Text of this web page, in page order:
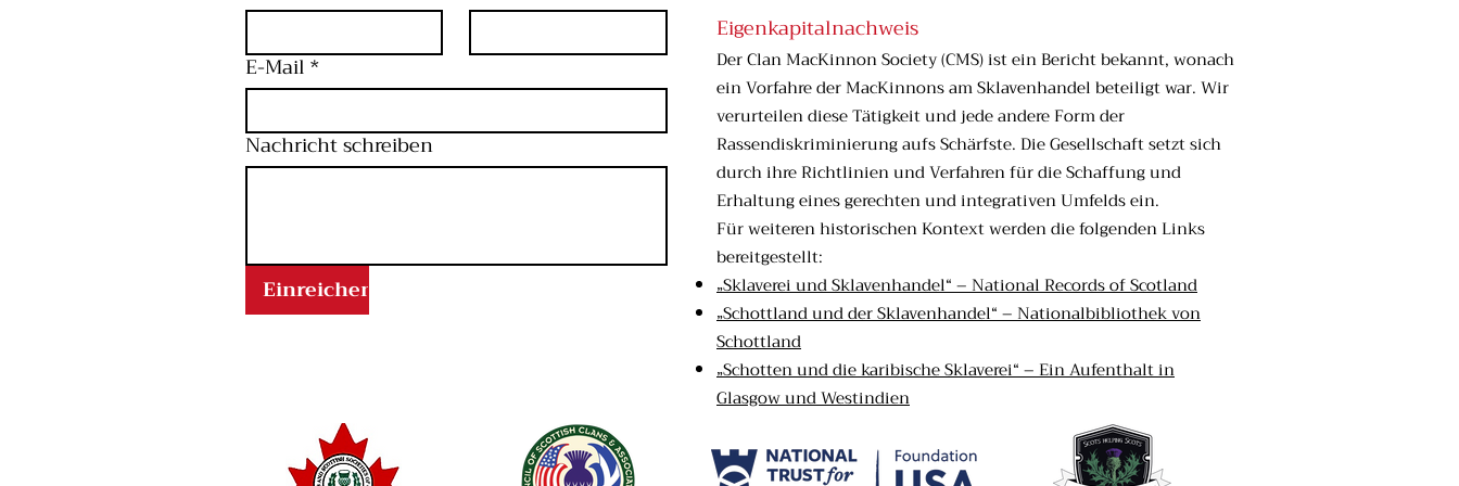
E-Mail*
Nachricht schreiben
Einreichen
Eigenkapitalnachweis
Der Clan MacKinnon Society (CMS) ist ein Bericht bekannt, wonach
ein Vorfahre der MacKinnons am Sklavenhandel beteiligt war. Wir
verurteilen diese Tätigkeit und jede andere Form der
Rassendiskriminierung aufs Schärfste. Die Gesellschaft setzt sich
durch ihre Richtlinien und Verfahren für die Schaffung und
Erhaltung eines gerechten und integrativen Umfelds ein.
Für weiteren historischen Kontext werden die folgenden Links
bereitgestellt:
„Sklaverei und Sklavenhandel“ – National Records of Scotland
„Schottland und der Sklavenhandel“ – Nationalbibliothek von
Schottland
„Schotten und die karibische Sklaverei“ – Ein Aufenthalt in
Glasgow und Westindien